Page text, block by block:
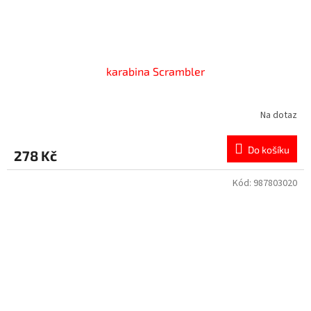
karabina Scrambler
Na dotaz
278 Kč Do košíku
Kód: 987803020